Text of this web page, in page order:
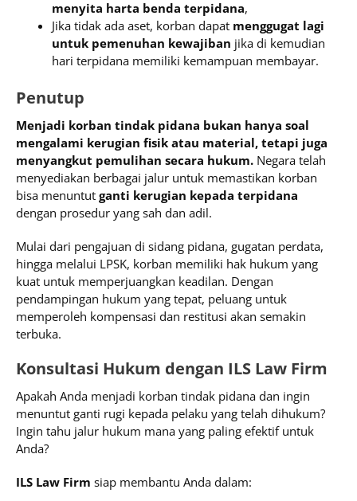
menyita harta benda terpidana,
Jika tidak ada aset, korban dapat menggugat lagi
untuk pemenuhan kewajiban jika di kemudian
hari terpidana memiliki kemampuan membayar.
Penutup
Menjadi korban tindak pidana bukan hanya soal
mengalami kerugian fisik atau material, tetapi juga
menyangkut pemulihan secara hukum. Negara telah
menyediakan berbagai jalur untuk memastikan korban
bisa menuntut ganti kerugian kepada terpidana
dengan prosedur yang sah dan adil.
Mulai dari pengajuan di sidang pidana, gugatan perdata,
hingga melalui LPSK, korban memiliki hak hukum yang
kuat untuk memperjuangkan keadilan. Dengan
pendampingan hukum yang tepat, peluang untuk
memperoleh kompensasi dan restitusi akan semakin
terbuka.
Konsultasi Hukum dengan ILS Law Firm
Apakah Anda menjadi korban tindak pidana dan ingin
menuntut ganti rugi kepada pelaku yang telah dihukum?
Ingin tahu jalur hukum mana yang paling efektif untuk
Anda?
ILS Law Firm siap membantu Anda dalam: